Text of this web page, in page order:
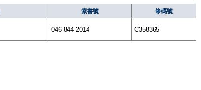
索書號 條碼號
046 844 2014 C358365